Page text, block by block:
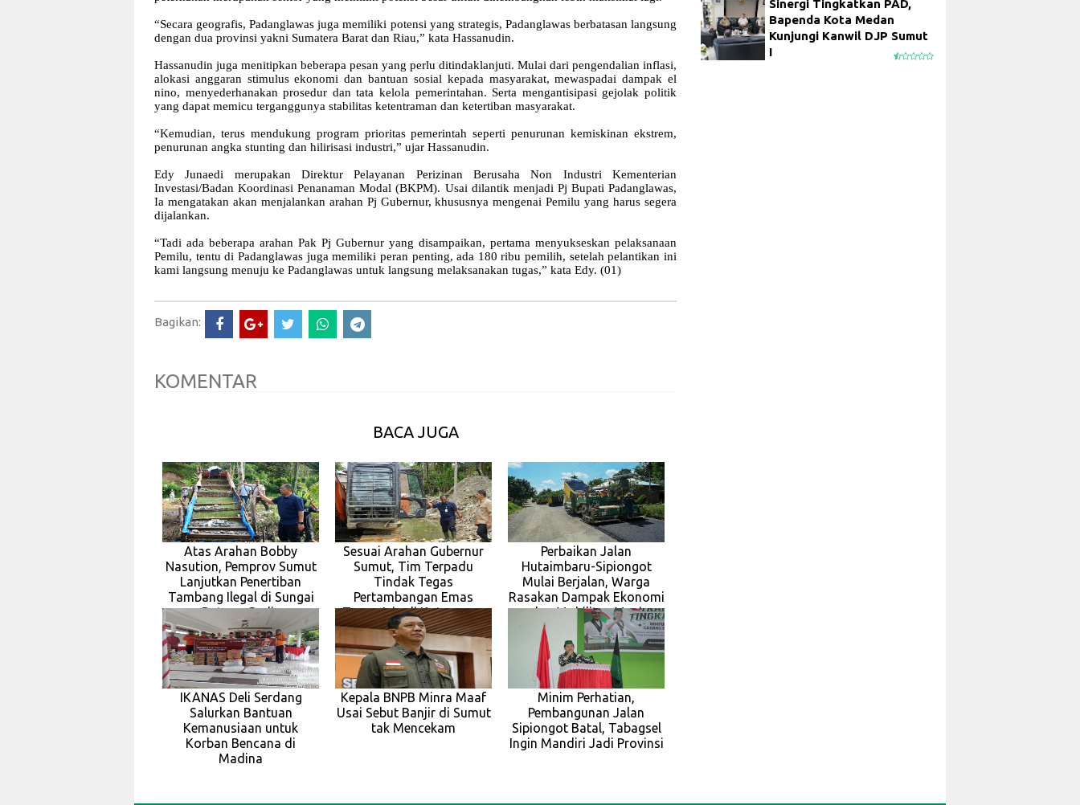
“Secara geografis, Padanglawas juga memiliki potensi yang strategis, Padanglawas berbatasan langsung
dengan dua provinsi yakni Sumatera Barat dan Riau,” kata Hassanudin.
Hassanudin juga menitipkan beberapa pesan yang perlu ditindaklanjuti. Mulai dari pengendalian inflasi,
alokasi anggaran stimulus ekonomi dan bantuan sosial kepada masyarakat, mewaspadai dampak el
nino, menyederhanakan prosedur dan tata kelola pemerintahan. Serta mengantisipasi gejolak politik
yang dapat memicu terganggunya stabilitas ketentraman dan ketertiban masyarakat.
“Kemudian, terus mendukung program prioritas pemerintah seperti penurunan kemiskinan ekstrem,
penurunan angka stunting dan hilirisasi industri,” ujar Hassanudin.
Edy Junaedi merupakan Direktur Pelayanan Perizinan Berusaha Non Industri Kementerian
Investasi/Badan Koordinasi Penanaman Modal (BKPM). Usai dilantik menjadi Pj Bupati Padanglawas,
Ia mengatakan akan menjalankan arahan Pj Gubernur, khususnya mengenai Pemilu yang harus segera
dijalankan.
“Tadi ada beberapa arahan Pak Pj Gubernur yang disampaikan, pertama menyukseskan pelaksanaan
Pemilu, tentu di Padanglawas juga memiliki peran penting, ada 180 ribu pemilih, setelah pelantikan ini
kami langsung menuju ke Padanglawas untuk langsung melaksanakan tugas,” kata Edy. (01)
Bagikan:
KOMENTAR
BACA JUGA
Atas Arahan Bobby
Nasution, Pemprov Sumut
Lanjutkan Penertiban
Tambang Ilegal di Sungai
Batang Gadis
Sesuai Arahan Gubernur
Sumut, Tim Terpadu
Tindak Tegas
Pertambangan Emas
Tanpa Izin di Kotanopan
Perbaikan Jalan
Hutaimbaru-Sipiongot
Mulai Berjalan, Warga
Rasakan Dampak Ekonomi
dan Mobilitas Meni
IKANAS Deli Serdang
Salurkan Bantuan
Kemanusiaan untuk
Korban Bencana di
Madina
Kepala BNPB Minra Maaf
Usai Sebut Banjir di Sumut
tak Mencekam
Minim Perhatian,
Pembangunan Jalan
Sipiongot Batal, Tabagsel
Ingin Mandiri Jadi Provinsi
Sinergi Tingkatkan PAD,
Bapenda Kota Medan
Kunjungi Kanwil DJP Sumut
I